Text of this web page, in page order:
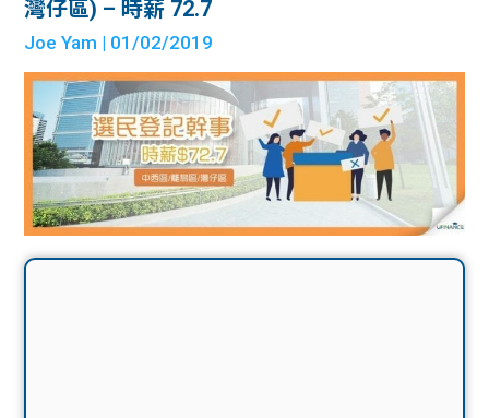
灣仔區) – 時薪 72.7
Joe Yam | 01/02/2019